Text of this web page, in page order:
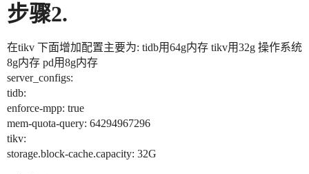
步骤2.
在tikv 下面增加配置主要为: tidb用64g内存 tikv用32g 操作系统
8g内存 pd用8g内存
server_configs:
tidb:
enforce-mpp: true
mem-quota-query: 64294967296
tikv:
storage.block-cache.capacity: 32G